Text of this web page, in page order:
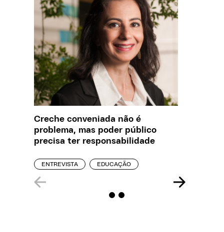
Creche conveniada não é
problema, mas poder público
precisa ter responsabilidade
ENTREVISTA EDUCAÇÃO